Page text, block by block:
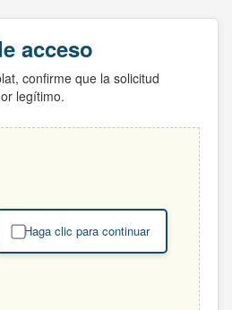
acceso
confirme que la solicitud
legítimo.
Haga clic para continuar